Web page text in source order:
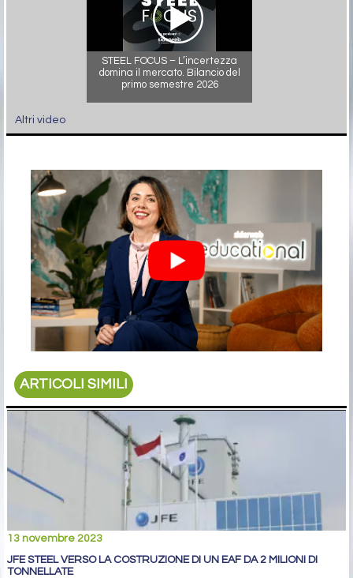
STEEL FOCUS – L’incertezza
domina il mercato. Bilancio del
primo semestre 2026
Altri video
ARTICOLI SIMILI
13 novembre 2023
JFE STEEL VERSO LA COSTRUZIONE DI UN EAF DA 2 MILIONI DI
TONNELLATE